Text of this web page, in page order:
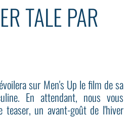
TALE PAR
sur Men's Up le film de sa
En attendant, nous vous
teaser, un avant-goût de l'hiver